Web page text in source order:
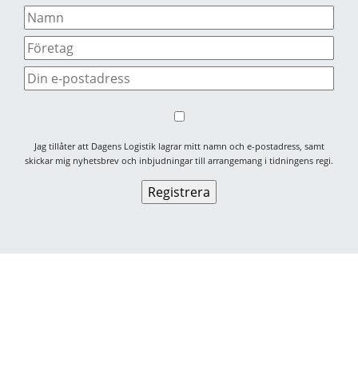
Jag tillåter att Dagens Logistik lagrar mitt namn och e-postadress, samt
skickar mig nyhetsbrev och inbjudningar till arrangemang i tidningens regi.